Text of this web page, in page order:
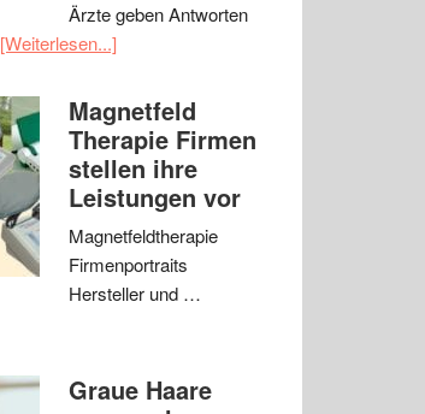
Ärzte geben Antworten
[Weiterlesen...]
Magnetfeld
Therapie Firmen
stellen ihre
Leistungen vor
Magnetfeldtherapie
Firmenportraits
Hersteller und …
Graue Haare